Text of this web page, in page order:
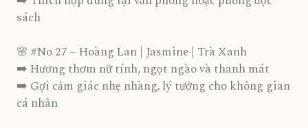
sách
🌸 #No 27 – Hoàng Lan | Jasmine | Trà Xanh
➡️ Hương thơm nữ tính, ngọt ngào và thanh mát
➡️ Gợi cảm giác nhẹ nhàng, lý tưởng cho không gian
cá nhân